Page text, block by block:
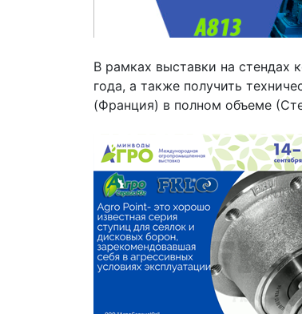
В рамках выставки на стендах
года, а также получить
(Франция) в полном объеме